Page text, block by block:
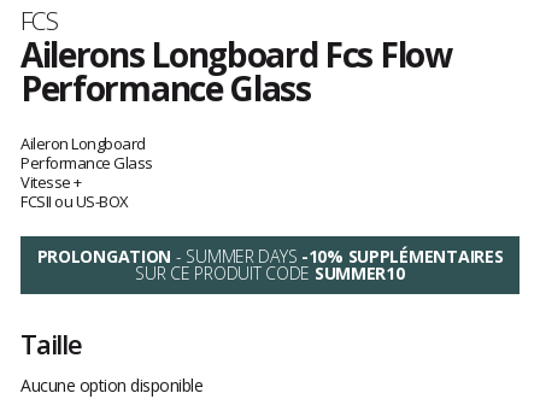
Marque
FCS
Ailerons Longboard Fcs Flow
Performance Glass
avis
clients
Aileron Longboard
Performance Glass
Vitesse +
FCSII ou US-BOX
PROLONGATION - SUMMER DAYS -10% SUPPLÉMENTAIRES
SUR CE PRODUIT CODE SUMMER10
Taille
Aucune option disponible